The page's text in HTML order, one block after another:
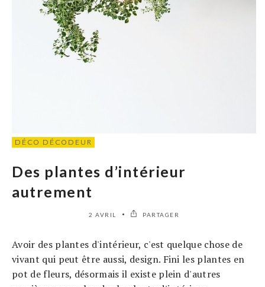
DÉCO DÉCODEUR
Des plantes d’intérieur
autrement
2 AVRIL PARTAGER
Avoir des plantes d'intérieur, c'est quelque chose de
vivant qui peut être aussi, design. Fini les plantes en
pot de fleurs, désormais il existe plein d'autres